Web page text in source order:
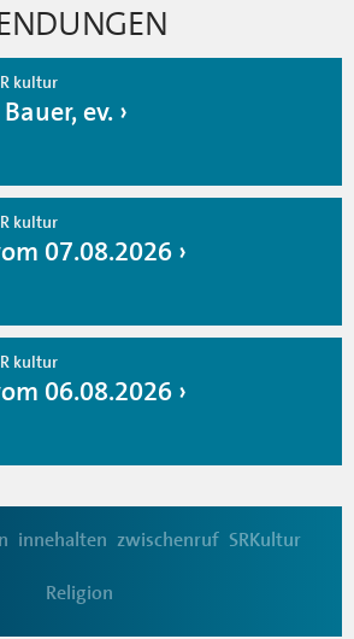
kultur
ev.
kultur
07.08.2026
kultur
06.08.2026
innehalten zwischenruf SRKultur
Religion